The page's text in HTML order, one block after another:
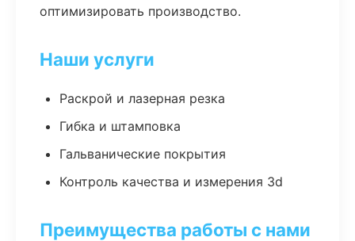
оптимизировать производство.
Наши услуги
Раскрой и лазерная резка
Гибка и штамповка
Гальванические покрытия
Контроль качества и измерения 3d
Преимущества работы с нами